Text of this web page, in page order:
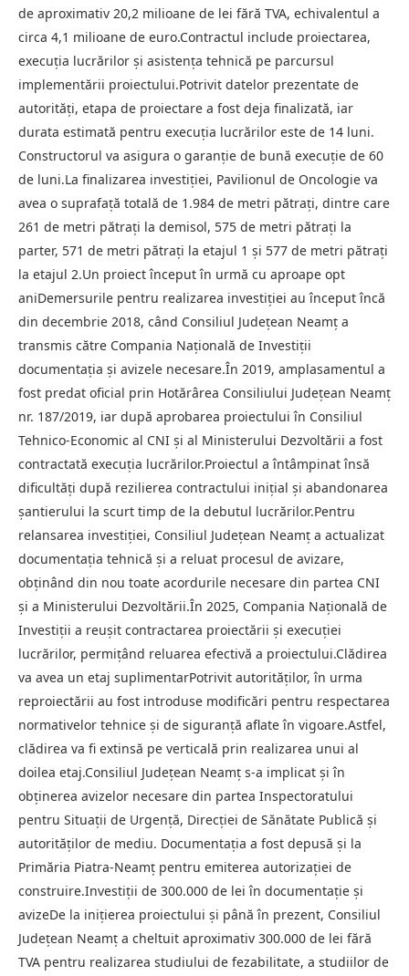
de aproximativ 20,2 milioane de lei fără TVA, echivalentul a
circa 4,1 milioane de euro.Contractul include proiectarea,
execuția lucrărilor și asistența tehnică pe parcursul
implementării proiectului.Potrivit datelor prezentate de
autorități, etapa de proiectare a fost deja finalizată, iar
durata estimată pentru execuția lucrărilor este de 14 luni.
Constructorul va asigura o garanție de bună execuție de 60
de luni.La finalizarea investiției, Pavilionul de Oncologie va
avea o suprafață totală de 1.984 de metri pătrați, dintre care
261 de metri pătrați la demisol, 575 de metri pătrați la
parter, 571 de metri pătrați la etajul 1 și 577 de metri pătrați
la etajul 2.Un proiect început în urmă cu aproape opt
aniDemersurile pentru realizarea investiției au început încă
din decembrie 2018, când Consiliul Județean Neamț a
transmis către Compania Națională de Investiții
documentația și avizele necesare.În 2019, amplasamentul a
fost predat oficial prin Hotărârea Consiliului Județean Neamț
nr. 187/2019, iar după aprobarea proiectului în Consiliul
Tehnico-Economic al CNI și al Ministerului Dezvoltării a fost
contractată execuția lucrărilor.Proiectul a întâmpinat însă
dificultăți după rezilierea contractului inițial și abandonarea
șantierului la scurt timp de la debutul lucrărilor.Pentru
relansarea investiției, Consiliul Județean Neamț a actualizat
documentația tehnică și a reluat procesul de avizare,
obținând din nou toate acordurile necesare din partea CNI
și a Ministerului Dezvoltării.În 2025, Compania Națională de
Investiții a reușit contractarea proiectării și execuției
lucrărilor, permițând reluarea efectivă a proiectului.Clădirea
va avea un etaj suplimentarPotrivit autorităților, în urma
reproiectării au fost introduse modificări pentru respectarea
normativelor tehnice și de siguranță aflate în vigoare.Astfel,
clădirea va fi extinsă pe verticală prin realizarea unui al
doilea etaj.Consiliul Județean Neamț s-a implicat și în
obținerea avizelor necesare din partea Inspectoratului
pentru Situații de Urgență, Direcției de Sănătate Publică și
autorităților de mediu. Documentația a fost depusă și la
Primăria Piatra-Neamț pentru emiterea autorizației de
construire.Investiții de 300.000 de lei în documentație și
avizeDe la inițierea proiectului și până în prezent, Consiliul
Județean Neamț a cheltuit aproximativ 300.000 de lei fără
TVA pentru realizarea studiului de fezabilitate, a studiilor de